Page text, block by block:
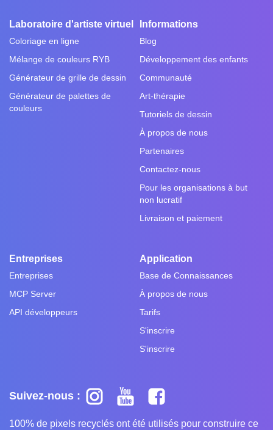
Laboratoire d'artiste virtuel
Coloriage en ligne
Mélange de couleurs RYB
Générateur de grille de dessin
Générateur de palettes de
couleurs
Informations
Blog
Développement des enfants
Communauté
Art-thérapie
Tutoriels de dessin
À propos de nous
Partenaires
Contactez-nous
Pour les organisations à but
non lucratif
Livraison et paiement
Entreprises
Entreprises
MCP Server
API développeurs
Application
Base de Connaissances
À propos de nous
Tarifs
S'inscrire
S'inscrire
Suivez-nous :
100% de pixels recyclés ont été utilisés pour construire ce